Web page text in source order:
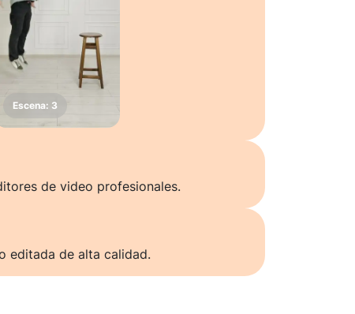
de video profesionales.
editada de alta calidad.